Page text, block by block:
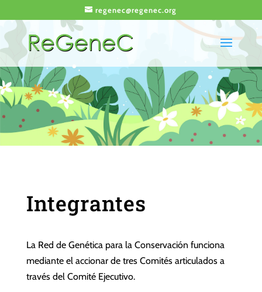
regenec@regenec.org
Integrantes
La Red de Genética para la Conservación funciona
mediante el accionar de tres Comités articulados a
través del Comité Ejecutivo.